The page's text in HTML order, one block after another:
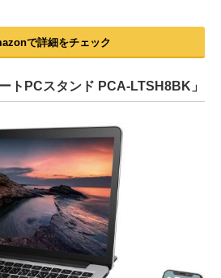
で詳細をチェック
PCスタンド PCA-LTSH8BK」